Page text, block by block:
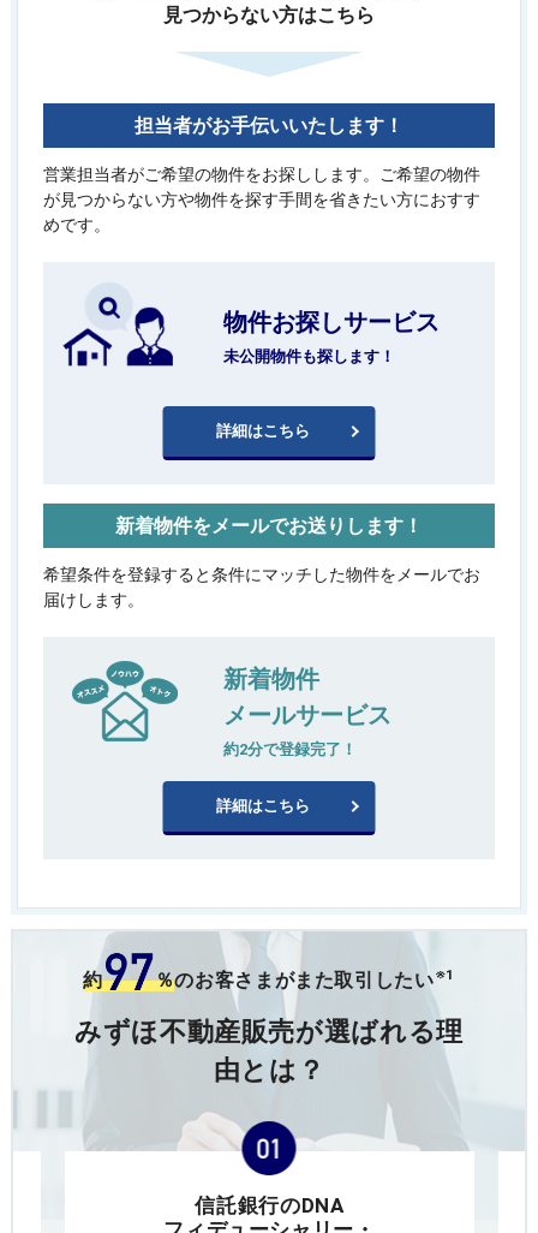
見つからない方はこちら
担当者がお手伝いいたします！
営業担当者がご希望の物件をお探しします。ご希望の物件
が見つからない方や物件を探す手間を省きたい方におすす
めです。
物件お探しサービス
未公開物件も探します！
詳細はこちら
新着物件をメールでお送りします！
希望条件を登録すると条件にマッチした物件をメールでお
届けします。
新着物件
メールサービス
約2分で登録完了！
詳細はこちら
約 ％のお客さまがまた取引したい※1
みずほ不動産販売が選ばれる理
由とは？
信託銀行のDNA